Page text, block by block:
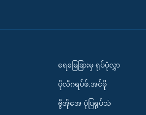
ရေမြေခြားမှ ရုပ်ပုံလွှာ
ပိုလီဂရပ်ဖ်.အင်ဖို
ဗွီအိုအေ ပုံပြရုပ်သံ